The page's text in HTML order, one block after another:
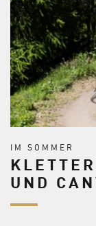
IM SOMMER
UND